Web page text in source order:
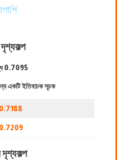
0.7095
একটি ইতিবাচক সূচক
0.7188
0.7209
দৃশ্যকল্প